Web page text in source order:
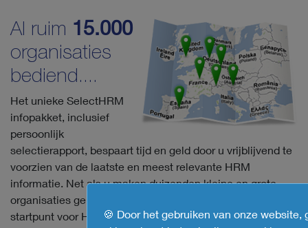
🍪 Door het gebruiken van onze website,
Al ruim 15.000
organisaties
bediend....
Het unieke SelectHRM
infopakket, inclusief
persoonlijk
selectierapport, bespaart tijd en geld door u vrijblijvend te
voorzien van de laatste en meest relevante HRM
informatie. Net als u maken duizenden kleine en grote
organisaties gebruik van SelectHRM als onafhankelijk
startpunt voor HRM software selectie. De expertise van